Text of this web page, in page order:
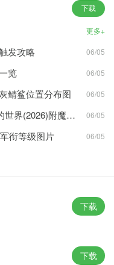
以及数据发送至网络层的
应用程序轻松跟踪进展情
下载
更多+
发攻略 06/05
览 06/05
鲭鲨位置分布图 06/05
我的世界(自定义)附魔指令大全 我的世界(2026)附魔指令代码大全 06/05
衔等级图片 06/05
下载
下载